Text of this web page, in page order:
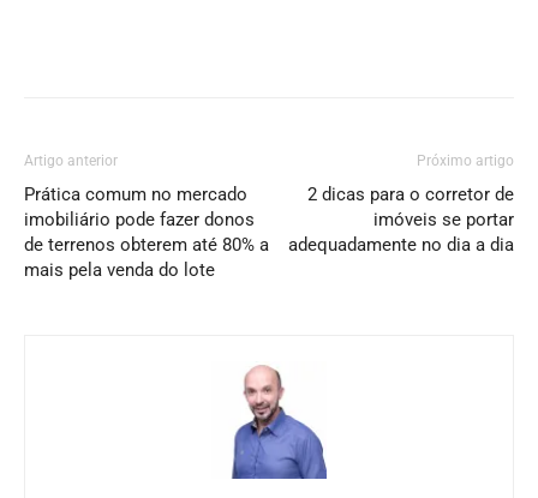
Artigo anterior
Prática comum no mercado
imobiliário pode fazer donos
de terrenos obterem até 80% a
mais pela venda do lote
Próximo artigo
2 dicas para o corretor de
imóveis se portar
adequadamente no dia a dia